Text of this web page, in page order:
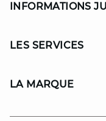
INFORMATIONS
LES SERVICES
LA MARQUE